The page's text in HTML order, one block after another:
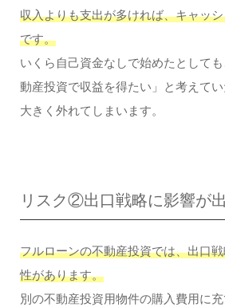
収入よりも支出が多ければ、キャッ
です。
いくら自己資金なしで始めたとして
動産投資で収益を得たい」と考えて
大きく外れてしまいます。
リスク②出口戦略に影響が
フルローンの不動産投資では、出口
性があります。
別の不動産投資用物件の購入費用に